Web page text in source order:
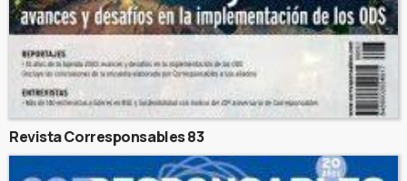
Revista Corresponsables 83